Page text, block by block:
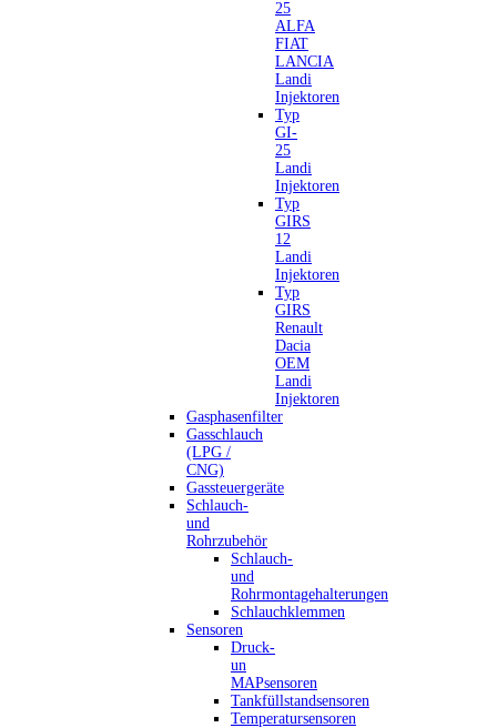
25
ALFA
FIAT
LANCIA
Landi
Injektoren
Typ
GI-
25
Landi
Injektoren
Typ
GIRS
12
Landi
Injektoren
Typ
GIRS
Renault
Dacia
OEM
Landi
Injektoren
Gasphasenfilter
Gasschlauch
(LPG /
CNG)
Gassteuergeräte
Schlauch-
und
Rohrzubehör
Schlauch-
und
Rohrmontagehalterungen
Schlauchklemmen
Sensoren
Druck-
un
MAPsensoren
Tankfüllstandsensoren
Temperatursensoren